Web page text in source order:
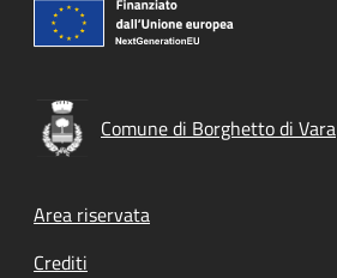
Comune di Borghetto di Vara
Footer menu
Area riservata
Crediti